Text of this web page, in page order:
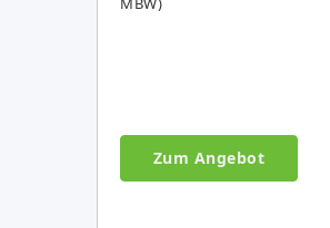
Zum Angebot